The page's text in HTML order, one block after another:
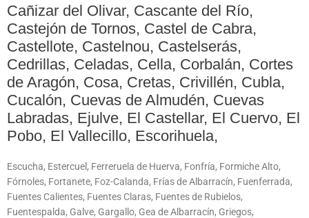
Cañizar del Olivar, Cascante del Río,
Castejón de Tornos, Castel de Cabra,
Castellote, Castelnou, Castelserás,
Cedrillas, Celadas, Cella, Corbalán, Cortes
de Aragón, Cosa, Cretas, Crivillén, Cubla,
Cucalón, Cuevas de Almudén, Cuevas
Labradas, Ejulve, El Castellar, El Cuervo, El
Pobo, El Vallecillo, Escorihuela,
Escucha, Estercuel, Ferreruela de Huerva, Fonfría, Formiche Alto,
Fórnoles, Fortanete, Foz-Calanda, Frías de Albarracín, Fuenferrada,
Fuentes Calientes, Fuentes Claras, Fuentes de Rubielos,
Fuentespalda, Galve, Gargallo, Gea de Albarracín, Griegos,